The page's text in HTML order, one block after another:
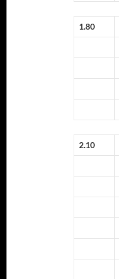
1.80
2.10